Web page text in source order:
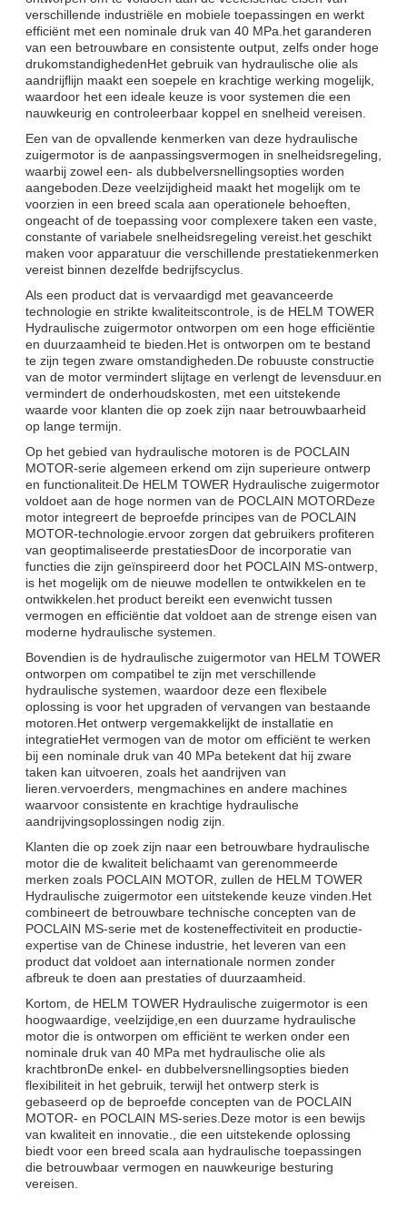
verschillende industriële en mobiele toepassingen en werkt
efficiënt met een nominale druk van 40 MPa.het garanderen
van een betrouwbare en consistente output, zelfs onder hoge
drukomstandighedenHet gebruik van hydraulische olie als
aandrijflijn maakt een soepele en krachtige werking mogelijk,
waardoor het een ideale keuze is voor systemen die een
nauwkeurig en controleerbaar koppel en snelheid vereisen.
Een van de opvallende kenmerken van deze hydraulische
zuigermotor is de aanpassingsvermogen in snelheidsregeling,
waarbij zowel een- als dubbelversnellingsopties worden
aangeboden.Deze veelzijdigheid maakt het mogelijk om te
voorzien in een breed scala aan operationele behoeften,
ongeacht of de toepassing voor complexere taken een vaste,
constante of variabele snelheidsregeling vereist.het geschikt
maken voor apparatuur die verschillende prestatiekenmerken
vereist binnen dezelfde bedrijfscyclus.
Als een product dat is vervaardigd met geavanceerde
technologie en strikte kwaliteitscontrole, is de HELM TOWER
Hydraulische zuigermotor ontworpen om een hoge efficiëntie
en duurzaamheid te bieden.Het is ontworpen om te bestand
te zijn tegen zware omstandigheden.De robuuste constructie
van de motor vermindert slijtage en verlengt de levensduur.en
vermindert de onderhoudskosten, met een uitstekende
waarde voor klanten die op zoek zijn naar betrouwbaarheid
op lange termijn.
Op het gebied van hydraulische motoren is de POCLAIN
MOTOR-serie algemeen erkend om zijn superieure ontwerp
en functionaliteit.De HELM TOWER Hydraulische zuigermotor
voldoet aan de hoge normen van de POCLAIN MOTORDeze
motor integreert de beproefde principes van de POCLAIN
MOTOR-technologie.ervoor zorgen dat gebruikers profiteren
van geoptimaliseerde prestatiesDoor de incorporatie van
functies die zijn geïnspireerd door het POCLAIN MS-ontwerp,
is het mogelijk om de nieuwe modellen te ontwikkelen en te
ontwikkelen.het product bereikt een evenwicht tussen
vermogen en efficiëntie dat voldoet aan de strenge eisen van
moderne hydraulische systemen.
Bovendien is de hydraulische zuigermotor van HELM TOWER
ontworpen om compatibel te zijn met verschillende
hydraulische systemen, waardoor deze een flexibele
oplossing is voor het upgraden of vervangen van bestaande
motoren.Het ontwerp vergemakkelijkt de installatie en
integratieHet vermogen van de motor om efficiënt te werken
bij een nominale druk van 40 MPa betekent dat hij zware
taken kan uitvoeren, zoals het aandrijven van
lieren.vervoerders, mengmachines en andere machines
waarvoor consistente en krachtige hydraulische
aandrijvingsoplossingen nodig zijn.
Klanten die op zoek zijn naar een betrouwbare hydraulische
motor die de kwaliteit belichaamt van gerenommeerde
merken zoals POCLAIN MOTOR, zullen de HELM TOWER
Hydraulische zuigermotor een uitstekende keuze vinden.Het
combineert de betrouwbare technische concepten van de
POCLAIN MS-serie met de kosteneffectiviteit en productie-
expertise van de Chinese industrie, het leveren van een
product dat voldoet aan internationale normen zonder
afbreuk te doen aan prestaties of duurzaamheid.
Kortom, de HELM TOWER Hydraulische zuigermotor is een
hoogwaardige, veelzijdige,en een duurzame hydraulische
motor die is ontworpen om efficiënt te werken onder een
nominale druk van 40 MPa met hydraulische olie als
krachtbronDe enkel- en dubbelversnellingsopties bieden
flexibiliteit in het gebruik, terwijl het ontwerp sterk is
gebaseerd op de beproefde concepten van de POCLAIN
MOTOR- en POCLAIN MS-series.Deze motor is een bewijs
van kwaliteit en innovatie., die een uitstekende oplossing
biedt voor een breed scala aan hydraulische toepassingen
die betrouwbaar vermogen en nauwkeurige besturing
vereisen.